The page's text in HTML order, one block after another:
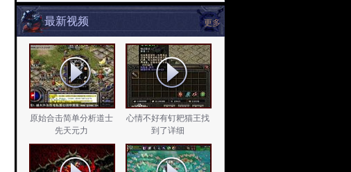
更多
最新视频
原始合击简单分析道士
先天元力
心情不好有钉耙猫王找
到了详细